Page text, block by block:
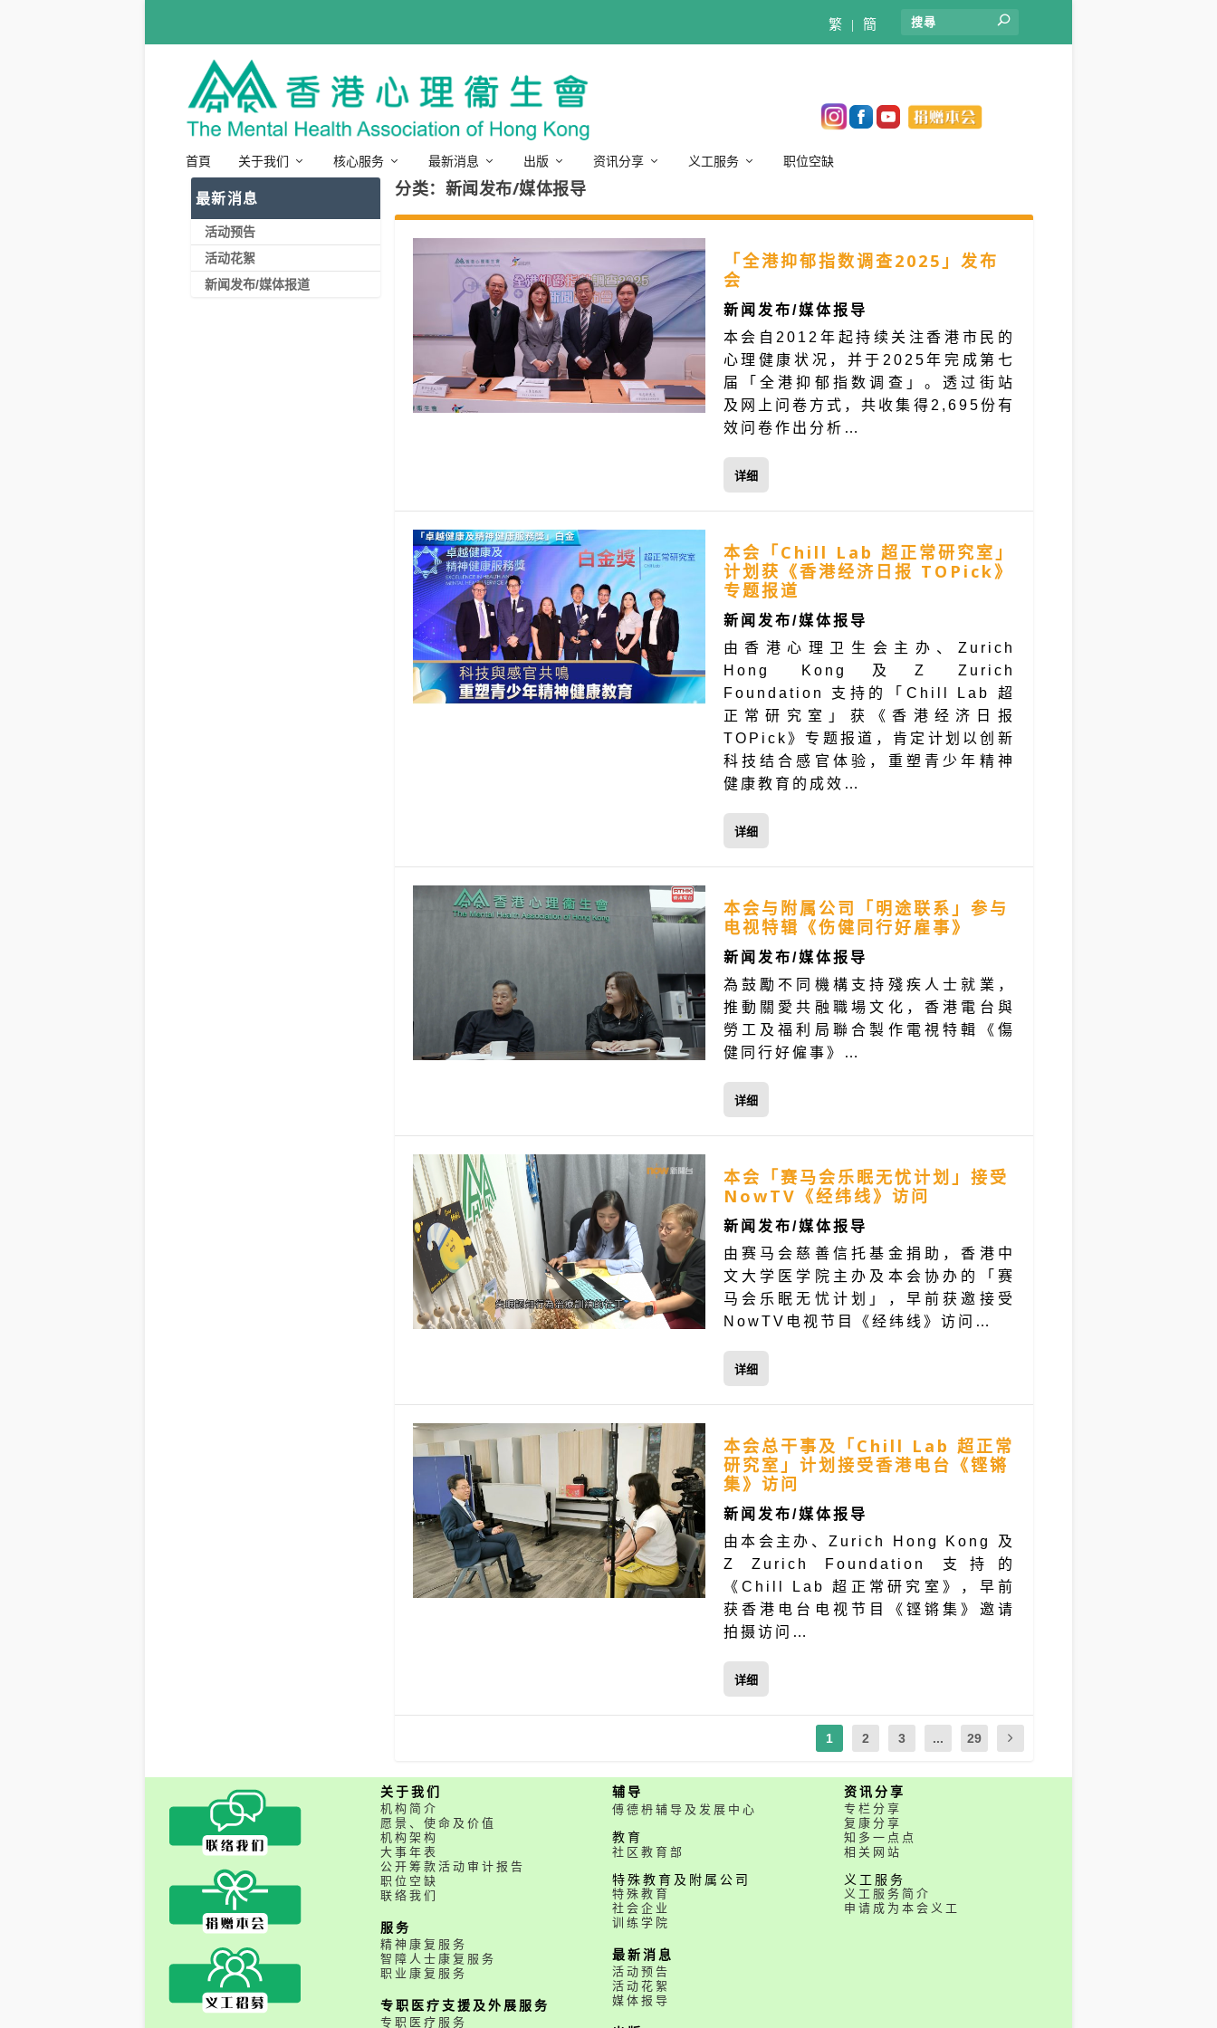
繁 |簡
首頁 关于我们 核心服务 最新消息 出版 资讯分享 义工服务 职位空缺
分类：新闻发布/媒体报导
「全港抑郁指数调查2025」发布
会
新闻发布/媒体报导
本会自2012年起持续关注香港市民的
心理健康状况，并于2025年完成第七
届「全港抑郁指数调查」。透过街站
及网上问卷方式，共收集得2,695份有
效问卷作出分析…
详细
本会「Chill Lab 超正常研究室」
计划获《香港经济日报 TOPick》
专题报道
新闻发布/媒体报导
由香港心理卫生会主办、Zurich
Hong Kong及Z Zurich
Foundation 支持的「Chill Lab 超
正常研究室」获《香港经济日报
TOPick》专题报道，肯定计划以创新
科技结合感官体验，重塑青少年精神
健康教育的成效…
详细
本会与附属公司「明途联系」参与
电视特辑《伤健同行好雇事》
新闻发布/媒体报导
為鼓勵不同機構支持殘疾人士就業，
推動關愛共融職場文化，香港電台與
勞工及福利局聯合製作電視特輯《傷
健同行好僱事》…
详细
本会「赛马会乐眠无忧计划」接受
NowTV《经纬线》访问
新闻发布/媒体报导
由赛马会慈善信托基金捐助，香港中
文大学医学院主办及本会协办的「赛
马会乐眠无忧计划」，早前获邀接受
NowTV电视节目《经纬线》访问…
详细
本会总干事及「Chill Lab 超正常
研究室」计划接受香港电台《铿锵
集》访问
新闻发布/媒体报导
由本会主办、Zurich Hong Kong 及
Z Zurich Foundation 支持的
《Chill Lab 超正常研究室》，早前
获香港电台电视节目《铿锵集》邀请
拍摄访问…
详细
1 2 3 ... 29
最新消息
活动预告
活动花絮
新闻发布/媒体报道
关于我们
机构简介
愿景、使命及价值
机构架构
大事年表
公开筹款活动审计报告
职位空缺
联络我们
服务
精神康复服务
智障人士康复服务
职业康复服务
专职医疗支援及外展服务
专职医疗服务
辅导
傅德枬辅导及发展中心
教育
社区教育部
特殊教育及附属公司
特殊教育
社会企业
训练学院
最新消息
活动预告
活动花絮
媒体报导
资讯分享
专栏分享
复康分享
知多一点点
相关网站
义工服务
义工服务简介
申请成为本会义工